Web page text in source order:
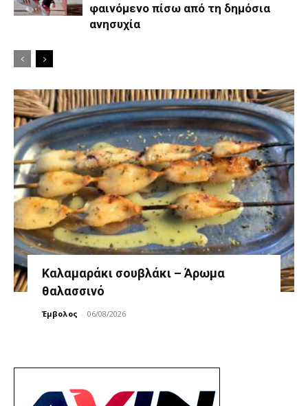
φαινόμενο πίσω από τη δημόσια
ανησυχία
Καλαμαράκι σουβλάκι – Άρωμα
θαλασσινό
Έμβολος - 06/08/2026